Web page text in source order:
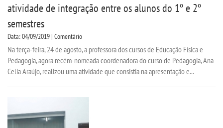
atividade de integração entre os alunos do 1º e 2º
semestres
Data: 04/09/2019 | Comentário
Na terça-feira, 24 de agosto, a professora dos cursos de Educação Física e
Pedagogia, agora recém-nomeada coordenadora do curso de Pedagogia, Ana
Celia Araújo, realizou uma atividade que consistia na apresentação e...